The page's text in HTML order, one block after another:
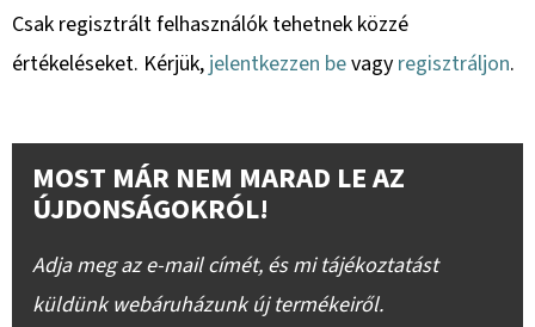
Csak regisztrált felhasználók tehetnek közzé
értékeléseket. Kérjük, jelentkezzen bevagy regisztráljon.
MOST MÁR NEM MARAD LE AZ
ÚJDONSÁGOKRÓL!
Adja meg az e-mail címét, és mi tájékoztatást
küldünk webáruházunk új termékeiről.